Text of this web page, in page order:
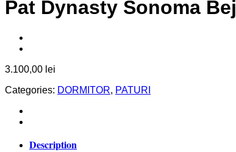
Pat Dynasty Sonoma Bej
3.100,00 lei
Categories: DORMITOR, PATURI
Description